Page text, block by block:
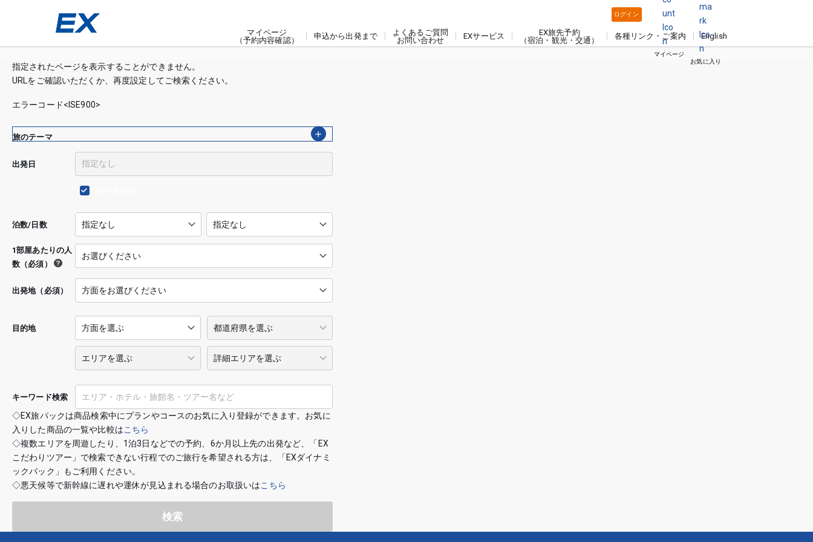
ログイン
マイページ
お気に入り
マイページ
（予約内容確認）
申込から出発まで
よくあるご質問
お問い合わせ
EXサービス
EX旅先予約
（宿泊・観光・交通）
各種リンク・ご案内 English
指定されたページを表示することができません。
URLをご確認いただくか、再度設定してご検索ください。
エラーコード<ISE900>
出発地（必須）
出発日
泊数/日数
1部屋あたりの人
数（必須）
目的地
キーワード検索
旅のテーマ
◇EX旅パックは商品検索中にプランやコースのお気に入り登録ができます。お気に
入りした商品の一覧や比較はこちら
◇複数エリアを周遊したり、1泊3日などでの予約、6か月以上先の出発など、「EX
こだわりツアー」で検索できない行程でのご旅行を希望される方は、「EXダイナミ
ックパック」もご利用ください。
◇悪天候等で新幹線に遅れや運休が見込まれる場合のお取扱いはこちら
検索